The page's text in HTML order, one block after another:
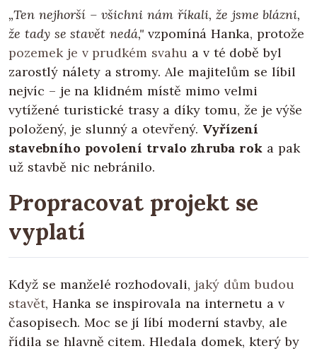
„Ten nejhorší – všichni nám říkali, že jsme blázni,
že tady se stavět nedá," vzpomíná Hanka, protože
pozemek je v prudkém svahu a v té době byl
zarostlý nálety a stromy. Ale majitelům se líbil
nejvíc – je na klidném místě mimo velmi
vytížené turistické trasy a díky tomu, že je výše
položený, je slunný a otevřený. Vyřízení
stavebního povolení trvalo zhruba rok a pak
už stavbě nic nebránilo.
Propracovat projekt se
vyplatí
Když se manželé rozhodovali, jaký dům budou
stavět, Hanka se inspirovala na internetu a v
časopisech. Moc se jí líbí moderní stavby, ale
řídila se hlavně citem. Hledala domek, který by